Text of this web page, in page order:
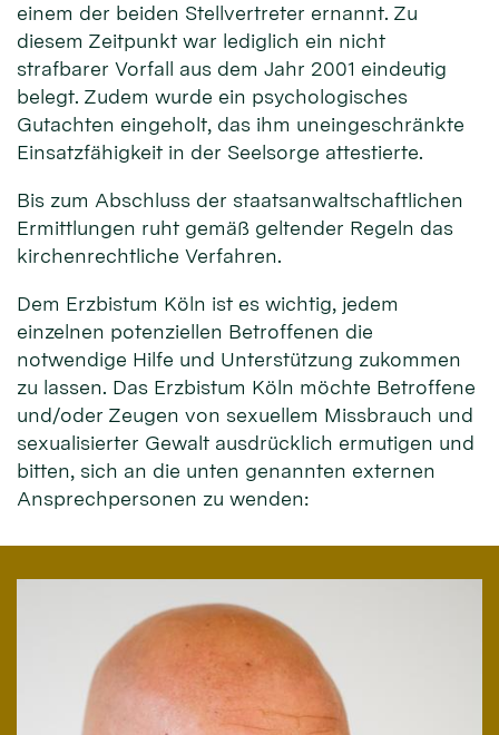
einem der beiden Stellvertreter ernannt. Zu
diesem Zeitpunkt war lediglich ein nicht
strafbarer Vorfall aus dem Jahr 2001 eindeutig
belegt. Zudem wurde ein psychologisches
Gutachten eingeholt, das ihm uneingeschränkte
Einsatzfähigkeit in der Seelsorge attestierte.
Bis zum Abschluss der staatsanwaltschaftlichen
Ermittlungen ruht gemäß geltender Regeln das
kirchenrechtliche Verfahren.
Dem Erzbistum Köln ist es wichtig, jedem
einzelnen potenziellen Betroffenen die
notwendige Hilfe und Unterstützung zukommen
zu lassen. Das Erzbistum Köln möchte Betroffene
und/oder Zeugen von sexuellem Missbrauch und
sexualisierter Gewalt ausdrücklich ermutigen und
bitten, sich an die unten genannten externen
Ansprechpersonen zu wenden: